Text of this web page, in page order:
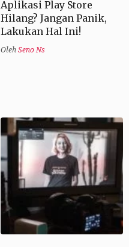
Aplikasi Play Store
Hilang? Jangan Panik,
Lakukan Hal Ini!
Oleh Seno Ns